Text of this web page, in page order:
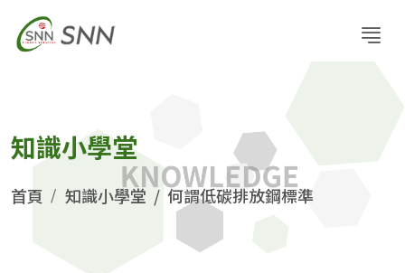
知識小學堂
首頁 知識小學堂 何謂低碳排放鋼標準